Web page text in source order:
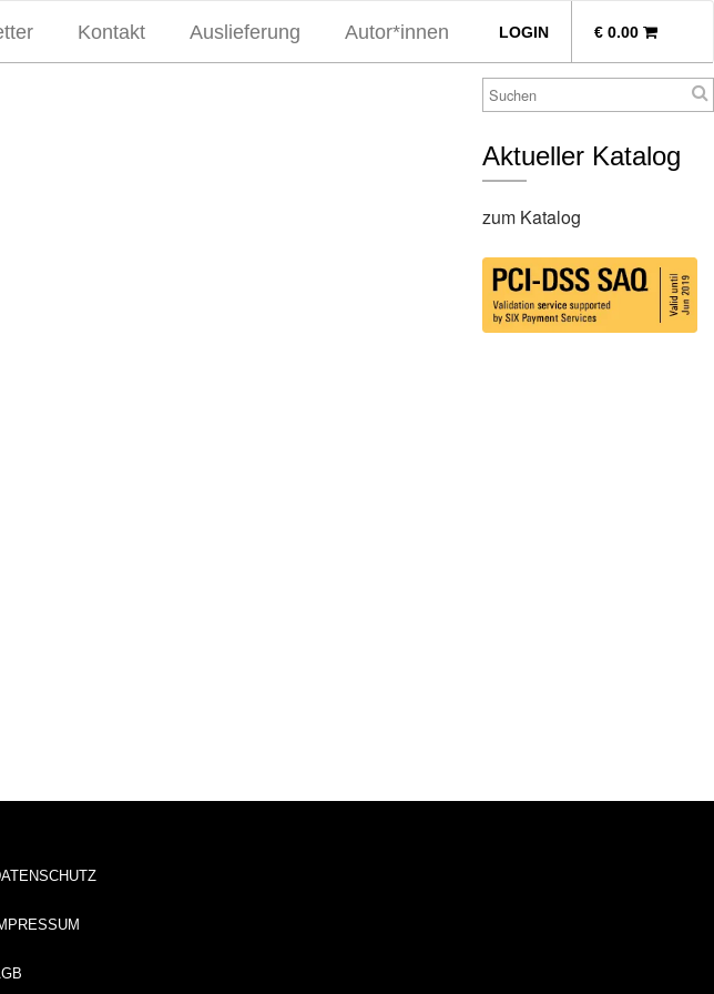
LOGIN € 0.00
Kontakt Auslieferung Autor*innen
Aktueller Katalog
zum Katalog